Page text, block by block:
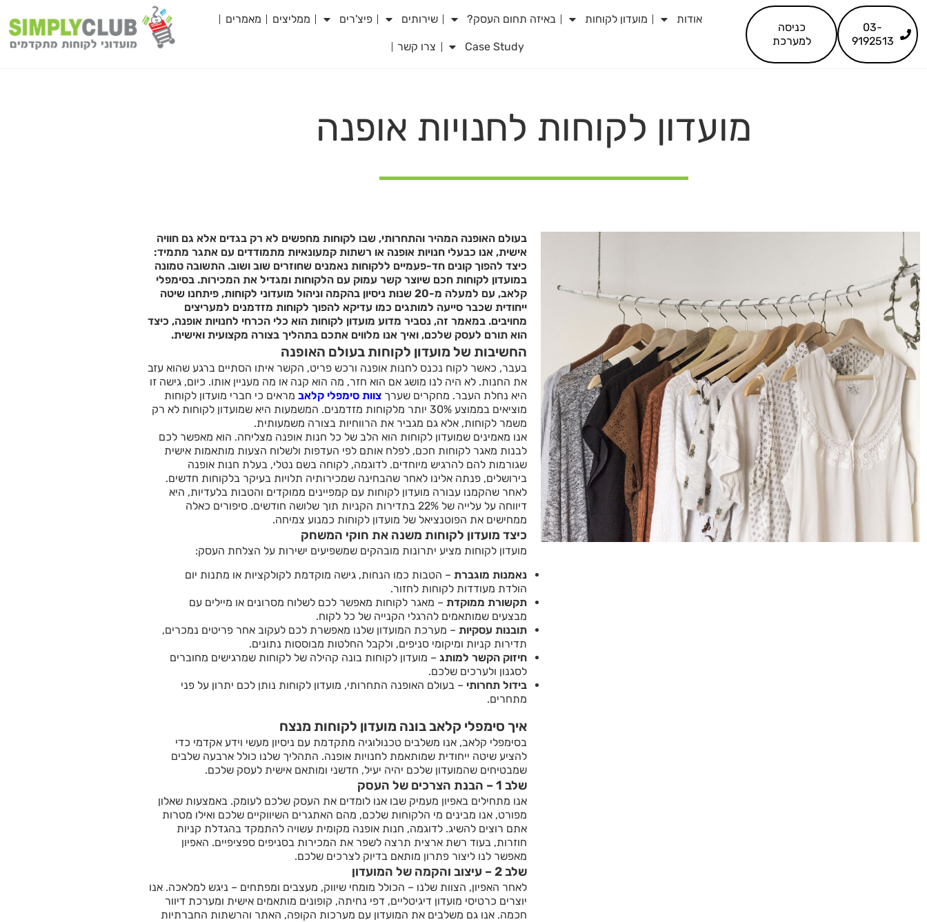
03-
9192513
כניסה
למערכת
אודות מועדון לקוחות באיזה תחום העסק? שירותים פיצ'רים ממליצים מאמרים
Case Study צרו קשר
מועדון לקוחות לחנויות אופנה
בעולם האופנה המהיר והתחרותי, שבו לקוחות מחפשים לא רק בגדים אלא גם חוויה
אישית, אנו כבעלי חנויות אופנה או רשתות קמעונאיות מתמודדים עם אתגר מתמיד:
כיצד להפוך קונים חד-פעמיים ללקוחות נאמנים שחוזרים שוב ושוב. התשובה טמונה
במועדון לקוחות חכם שיוצר קשר עמוק עם הלקוחות ומגדיל את המכירות. בסימפלי
קלאב, עם למעלה מ-20 שנות ניסיון בהקמה וניהול מועדוני לקוחות, פיתחנו שיטה
ייחודית שכבר סייעה למותגים כמו עדיקא להפוך לקוחות מזדמנים למעריצים
מחויבים. במאמר זה, נסביר מדוע מועדון לקוחות הוא כלי הכרחי לחנויות אופנה, כיצד
הוא תורם לעסק שלכם, ואיך אנו מלווים אתכם בתהליך בצורה מקצועית ואישית.
החשיבות של מועדון לקוחות בעולם האופנה
בעבר, כאשר לקוח נכנס לחנות אופנה ורכש פריט, הקשר איתו הסתיים ברגע שהוא עזב
את החנות. לא היה לנו מושג אם הוא חזר, מה הוא קנה או מה מעניין אותו. כיום, גישה זו
היא נחלת העבר. מחקרים שערך צוות סימפלי קלאב מראים כי חברי מועדון לקוחות
מוציאים בממוצע 30% יותר מלקוחות מזדמנים. המשמעות היא שמועדון לקוחות לא רק
משמר לקוחות, אלא גם מגביר את הרווחיות בצורה משמעותית.
אנו מאמינים שמועדון לקוחות הוא הלב של כל חנות אופנה מצליחה. הוא מאפשר לכם
לבנות מאגר לקוחות חכם, לפלח אותם לפי העדפות ולשלוח הצעות מותאמות אישית
שגורמות להם להרגיש מיוחדים. לדוגמה, לקוחה בשם נטלי, בעלת חנות אופנה
בירושלים, פנתה אלינו לאחר שהבחינה שמכירותיה תלויות בעיקר בלקוחות חדשים.
לאחר שהקמנו עבורה מועדון לקוחות עם קמפיינים ממוקדים והטבות בלעדיות, היא
דיווחה על עלייה של 22% בתדירות הקניות תוך שלושה חודשים. סיפורים כאלה
ממחישים את הפוטנציאל של מועדון לקוחות כמנוע צמיחה.
כיצד מועדון לקוחות משנה את חוקי המשחק
מועדון לקוחות מציע יתרונות מובהקים שמשפיעים ישירות על הצלחת העסק:
נאמנות מוגברת – הטבות כמו הנחות, גישה מוקדמת לקולקציות או מתנות יום
הולדת מעודדות לקוחות לחזור.
תקשורת ממוקדת – מאגר לקוחות מאפשר לכם לשלוח מסרונים או מיילים עם
מבצעים שמותאמים להרגלי הקנייה של כל לקוח.
תובנות עסקיות – מערכת המועדון שלנו מאפשרת לכם לעקוב אחר פריטים נמכרים,
תדירות קניות ומיקומי סניפים, ולקבל החלטות מבוססות נתונים.
חיזוק הקשר למותג – מועדון לקוחות בונה קהילה של לקוחות שמרגישים מחוברים
לסגנון ולערכים שלכם.
בידול תחרותי – בעולם האופנה התחרותי, מועדון לקוחות נותן לכם יתרון על פני
מתחרים.
איך סימפלי קלאב בונה מועדון לקוחות מנצח
בסימפלי קלאב, אנו משלבים טכנולוגיה מתקדמת עם ניסיון מעשי וידע אקדמי כדי
להציע שיטה ייחודית שמותאמת לחנויות אופנה. התהליך שלנו כולל ארבעה שלבים
שמבטיחים שהמועדון שלכם יהיה יעיל, חדשני ומותאם אישית לעסק שלכם.
שלב 1 – הבנת הצרכים של העסק
אנו מתחילים באפיון מעמיק שבו אנו לומדים את העסק שלכם לעומק. באמצעות שאלון
מפורט, אנו מבינים מי הלקוחות שלכם, מהם האתגרים השיווקיים שלכם ואילו מטרות
אתם רוצים להשיג. לדוגמה, חנות אופנה מקומית עשויה להתמקד בהגדלת קניות
חוזרות, בעוד רשת ארצית תרצה לשפר את המכירות בסניפים ספציפיים. האפיון
מאפשר לנו ליצור פתרון מותאם בדיוק לצרכים שלכם.
שלב 2 – עיצוב והקמה של המועדון
לאחר האפיון, הצוות שלנו – הכולל מומחי שיווק, מעצבים ומפתחים – ניגש למלאכה. אנו
יוצרים כרטיסי מועדון דיגיטליים, דפי נחיתה, קופונים מותאמים אישית ומערכת דיוור
חכמה. אנו גם משלבים את המועדון עם מערכות הקופה, האתר והרשתות החברתיות